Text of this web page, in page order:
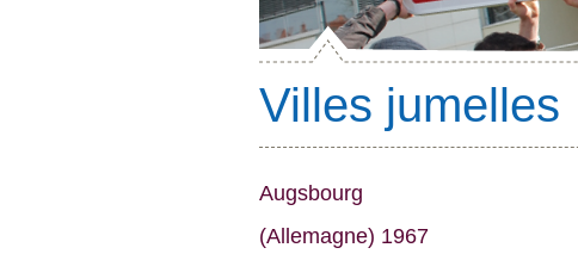
Villes jumelles
Augsbourg
(Allemagne) 1967